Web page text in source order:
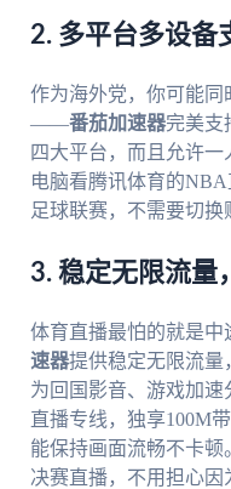
2. 多平台多设备
作为海外党，你可能
——番茄加速器完美支
四大平台，而且允许
电脑看腾讯体育的
足球联赛，不需要切换
3. 稳定无限流量
体育直播最怕的就是中
速器提供稳定无限流量
为回国影音、游戏加
直播专线，独享100M
能保持画面流畅不卡顿
决赛直播，不用担心